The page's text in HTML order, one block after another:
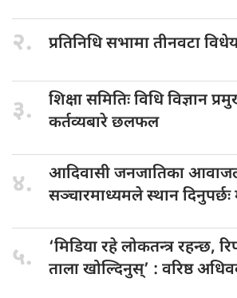
२. प्रतिनिधि सभामातीनवटा
३. शिक्षा समितिःविधि विज्ञान
कर्तव्यबारे छलफल
४. आदिवासी जनजातिका
सञ्चारमाध्यमले स्थान दिनुपर्छः
५. ‘मिडिया रहेलोकतन्त्र रहन्छ,
ताला खोल्दिनुस्’ : वरिष्ठ